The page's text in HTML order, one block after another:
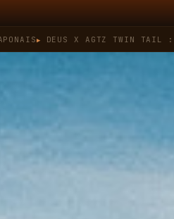
DEUS X AGTZ TWIN TAIL : QUAND